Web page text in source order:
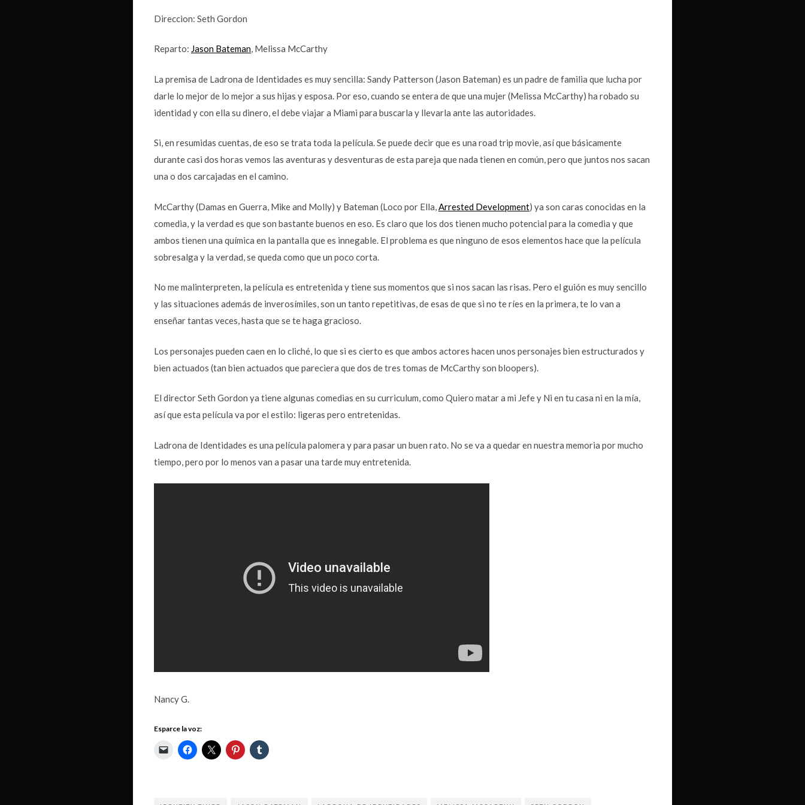
Direccion: Seth Gordon
Reparto: Jason Bateman, Melissa McCarthy
La premisa de Ladrona de Identidades es muy sencilla: Sandy Patterson (Jason Bateman) es un padre de familia que lucha por
darle lo mejor de lo mejor a sus hijas y esposa. Por eso, cuando se entera de que una mujer (Melissa McCarthy) ha robado su
identidad y con ella su dinero, el debe viajar a Miami para buscarla y llevarla ante las autoridades.
Si, en resumidas cuentas, de eso se trata toda la película. Se puede decir que es una road trip movie, así que básicamente
durante casi dos horas vemos las aventuras y desventuras de esta pareja que nada tienen en común, pero que juntos nos sacan
una o dos carcajadas en el camino.
McCarthy (Damas en Guerra, Mike and Molly) y Bateman (Loco por Ella,Arrested Development) ya son caras conocidas en la
comedia, y la verdad es que son bastante buenos en eso. Es claro que los dos tienen mucho potencial para la comedia y que
ambos tienen una química en la pantalla que es innegable. El problema es que ninguno de esos elementos hace que la película
sobresalga y la verdad, se queda como que un poco corta.
No me malinterpreten, la película es entretenida y tiene sus momentos que si nos sacan las risas. Pero el guión es muy sencillo
y las situaciones además de inverosímiles, son un tanto repetitivas, de esas de que si no te ríes en la primera, te lo van a
enseñar tantas veces, hasta que se te haga gracioso.
Los personajes pueden caen en lo cliché, lo que si es cierto es que ambos actores hacen unos personajes bien estructurados y
bien actuados (tan bien actuados que pareciera que dos de tres tomas de McCarthy son bloopers).
El director Seth Gordon ya tiene algunas comedias en su curriculum, como Quiero matar a mi Jefe y Ni en tu casa ni en la mía,
así que esta película va por el estilo: ligeras pero entretenidas.
Ladrona de Identidades es una película palomera y para pasar un buen rato. No se va a quedar en nuestra memoria por mucho
tiempo, pero por lo menos van a pasar una tarde muy entretenida.
Nancy G.
Esparce la voz: